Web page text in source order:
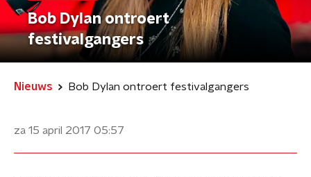
Bob Dylan ontroert
festivalgangers
Nieuws Bob Dylan ontroert festivalgangers
za 15 april 2017 05:57